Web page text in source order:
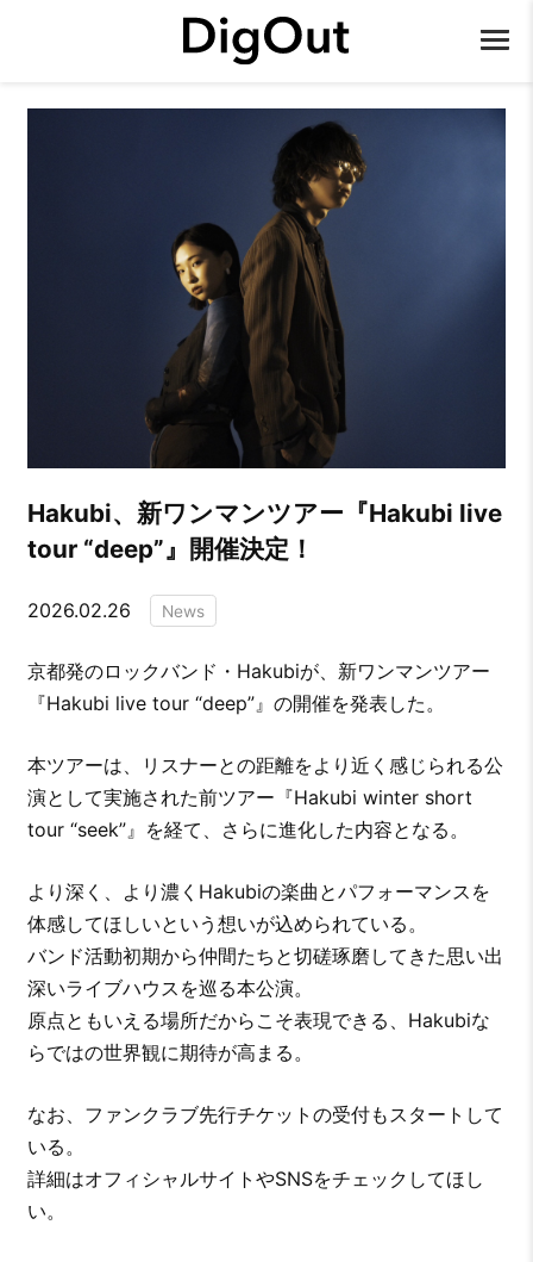
Hakubi、新ワンマンツアー『Hakubi live
tour “deep”』開催決定！
2026.02.26 News
京都発のロックバンド・Hakubiが、新ワンマンツアー
『Hakubi live tour “deep”』の開催を発表した。
本ツアーは、リスナーとの距離をより近く感じられる公
演として実施された前ツアー『Hakubi winter short
tour “seek”』を経て、さらに進化した内容となる。
より深く、より濃くHakubiの楽曲とパフォーマンスを
体感してほしいという想いが込められている。
バンド活動初期から仲間たちと切磋琢磨してきた思い出
深いライブハウスを巡る本公演。
原点ともいえる場所だからこそ表現できる、Hakubiな
らではの世界観に期待が高まる。
なお、ファンクラブ先行チケットの受付もスタートして
いる。
詳細はオフィシャルサイトやSNSをチェックしてほし
い。